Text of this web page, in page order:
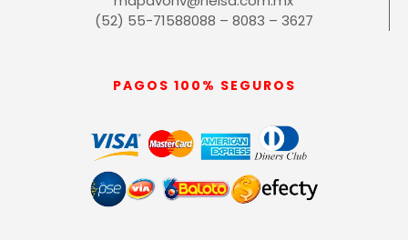
(52) 55-71588088 – 8083 – 3627
PAGOS 100% SEGUROS